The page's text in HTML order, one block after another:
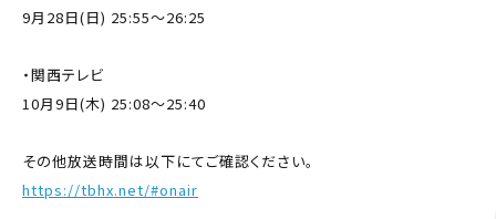
9月28日(日) 25:55～26:25
・関西テレビ
10月9日(木) 25:08～25:40
その他放送時間は以下にてご確認ください。
https://tbhx.net/#onair